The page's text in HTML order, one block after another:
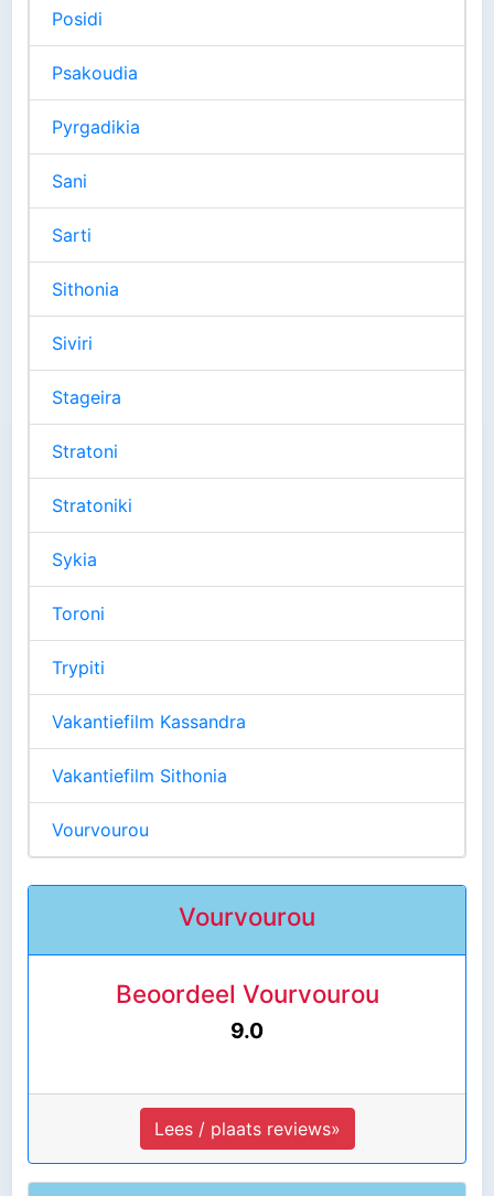
Posidi
Psakoudia
Pyrgadikia
Sani
Sarti
Sithonia
Siviri
Stageira
Stratoni
Stratoniki
Sykia
Toroni
Trypiti
Vakantiefilm Kassandra
Vakantiefilm Sithonia
Vourvourou
Vourvourou
Beoordeel Vourvourou
9.0
Lees / plaats reviews»